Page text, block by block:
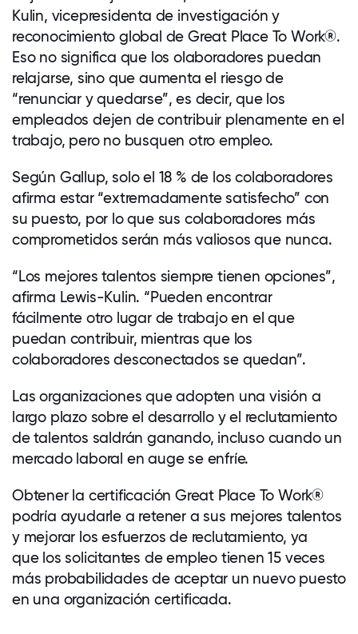
Kulin, vicepresidenta de investigación y
reconocimiento global de Great Place To Work®.
Eso no significa que los olaboradores puedan
relajarse, sino que aumenta el riesgo de
“renunciar y quedarse”, es decir, que los
empleados dejen de contribuir plenamente en el
trabajo, pero no busquen otro empleo.
Según Gallup, solo el 18 % de los colaboradores
afirma estar “extremadamente satisfecho” con
su puesto, por lo que sus colaboradores más
comprometidos serán más valiosos que nunca.
“Los mejores talentos siempre tienen opciones”,
afirma Lewis-Kulin. “Pueden encontrar
fácilmente otro lugar de trabajo en el que
puedan contribuir, mientras que los
colaboradores desconectados se quedan”.
Las organizaciones que adopten una visión a
largo plazo sobre el desarrollo y el reclutamiento
de talentos saldrán ganando, incluso cuando un
mercado laboral en auge se enfríe.
Obtener la certificación Great Place To Work®
podría ayudarle a retener a sus mejores talentos
y mejorar los esfuerzos de reclutamiento, ya
que los solicitantes de empleo tienen 15 veces
más probabilidades de aceptar un nuevo puesto
en una organización certificada.